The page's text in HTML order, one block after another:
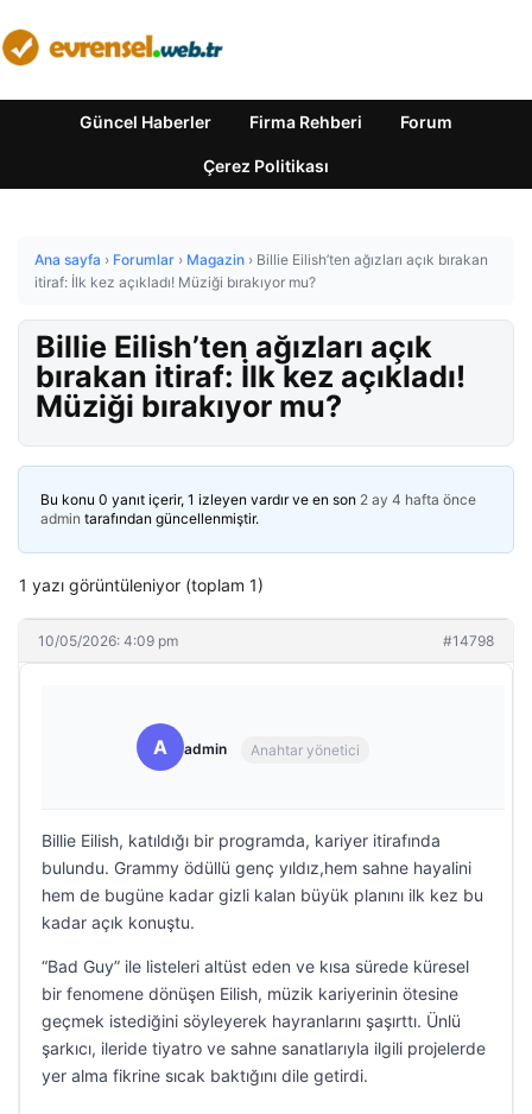
Güncel Haberler Firma Rehberi Forum
Çerez Politikası
Ana sayfa › Forumlar › Magazin › Billie Eilish’ten ağızları açık bırakan
itiraf: İlk kez açıkladı! Müziği bırakıyor mu?
Billie Eilish’ten ağızları açık
bırakan itiraf: İlk kez açıkladı!
Müziği bırakıyor mu?
Bu konu 0 yanıt içerir, 1 izleyen vardır ve en son 2 ay 4 hafta önce
admin tarafından güncellenmiştir.
1 yazı görüntüleniyor (toplam 1)
10/05/2026: 4:09 pm #14798
A admin Anahtar yönetici
Billie Eilish, katıldığı bir programda, kariyer itirafında
bulundu. Grammy ödüllü genç yıldız,hem sahne hayalini
hem de bugüne kadar gizli kalan büyük planını ilk kez bu
kadar açık konuştu.
“Bad Guy” ile listeleri altüst eden ve kısa sürede küresel
bir fenomene dönüşen Eilish, müzik kariyerinin ötesine
geçmek istediğini söyleyerek hayranlarını şaşırttı. Ünlü
şarkıcı, ileride tiyatro ve sahne sanatlarıyla ilgili projelerde
yer alma fikrine sıcak baktığını dile getirdi.